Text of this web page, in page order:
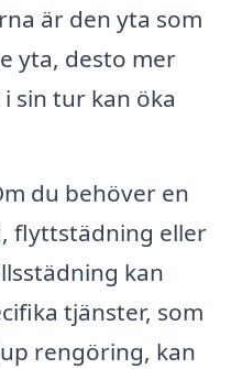
är den yta som
yta, desto mer
sin tur kan öka
du behöver en
flyttstädning eller
kan
tjänster, som
rengöring, kan